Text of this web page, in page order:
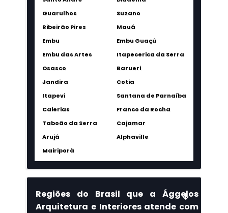
Guarulhos
Suzano
Ribeirão Pires
Mauá
Embu
Embu Guaçú
Embu das Artes
Itapecerica da Serra
Osasco
Barueri
Jandira
Cotia
Itapevi
Santana de Parnaíba
Caierias
Franco da Rocha
Taboão da Serra
Cajamar
Arujá
Alphaville
Mairiporã
Regiões do Brasil que a Ággelos
Arquitetura e Interiores atende com